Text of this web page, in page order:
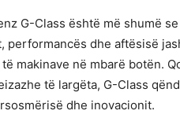
G-Class është më shumë
performancës dhe aftësisë
makinave në mbarë botën.
të largëta, G-Class
dhe inovacionit.